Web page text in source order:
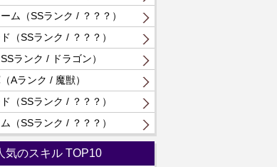
ム（SSランク / ？？？）
（SSランク / ？？？）
ランク / ドラゴン）
Aランク / 魔獣）
（SSランク / ？？？）
（SSランク / ？？？）
気のスキル TOP10